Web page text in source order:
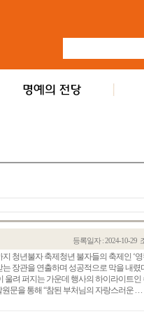
등록일자 : 2024-10-29
청년불자 축제청년 불자들의 축제인 ‘영
장관을 연출하며 성공적으로 막을 내렸
울려 퍼지는 가운데 행사의 하이라이트인
문을 통해 “참된 부처님의 자랑스러운 . . .